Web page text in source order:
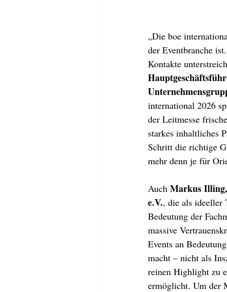
„Die boe
der Eventbranche
Kontakte
international 2026
der Leitmesse
starkes inhaltliches
Schritt die richtige
mehr denn je für
Auch Markus
e.V., die als ideeller
Bedeutung der
massive
Events an
macht – nicht als
reinen Highlight zu
ermöglicht. Um der